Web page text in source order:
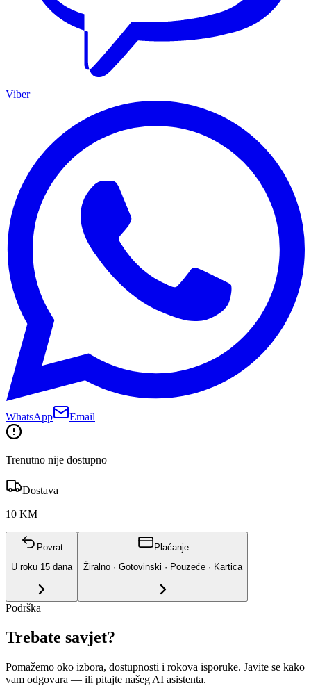
Viber
WhatsApp Email
Trenutno nije dostupno
Dostava
10 KM
Povrat
U roku 15 dana
Plaćanje
Žiralno · Gotovinski · Pouzeće · Kartica
Podrška
Trebate savjet?
Pomažemo oko izbora, dostupnosti i rokova isporuke. Javite se kako
vam odgovara — ili pitajte našeg AI asistenta.